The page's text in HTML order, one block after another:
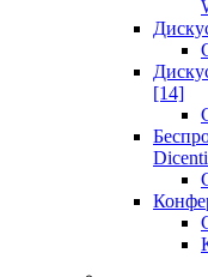
[14]